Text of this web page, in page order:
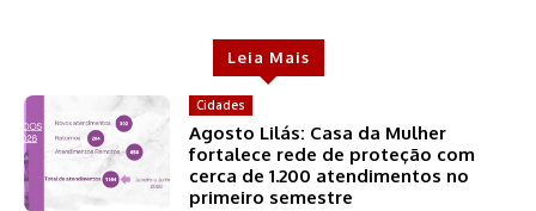
Leia Mais
Cidades
Agosto Lilás: Casa da Mulher
fortalece rede de proteção com
cerca de 1.200 atendimentos no
primeiro semestre